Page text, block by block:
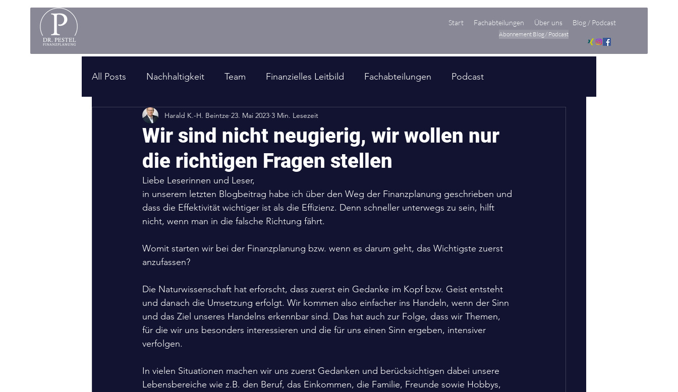
Start Fachabteilungen Über uns Blog / Podcast
Abonnement Blog / Podcast
All Posts Nachhaltigkeit Team Finanzielles Leitbild Fachabteilungen Podcast
Veranstaltung Sie gehören auf die EINS
Wir sind nicht neugierig, wir wollen nur
die richtigen Fragen stellen
Harald K.-H. Beintze 23. Mai 2023 3 Min. Lesezeit
Liebe Leserinnen und Leser,
in unserem letzten Blogbeitrag habe ich über den Weg der Finanzplanung geschrieben und
dass die Effektivität wichtiger ist als die Effizienz. Denn schneller unterwegs zu sein, hilft
nicht, wenn man in die falsche Richtung fährt.
Womit starten wir bei der Finanzplanung bzw. wenn es darum geht, das Wichtigste zuerst
anzufassen?
Die Naturwissenschaft hat erforscht, dass zuerst ein Gedanke im Kopf bzw. Geist entsteht
und danach die Umsetzung erfolgt. Wir kommen also einfacher ins Handeln, wenn der Sinn
und das Ziel unseres Handelns erkennbar sind. Das hat auch zur Folge, dass wir Themen,
für die wir uns besonders interessieren und die für uns einen Sinn ergeben, intensiver
verfolgen.
In vielen Situationen machen wir uns zuerst Gedanken und berücksichtigen dabei unsere
Lebensbereiche wie z.B. den Beruf, das Einkommen, die Familie, Freunde sowie Hobbys,